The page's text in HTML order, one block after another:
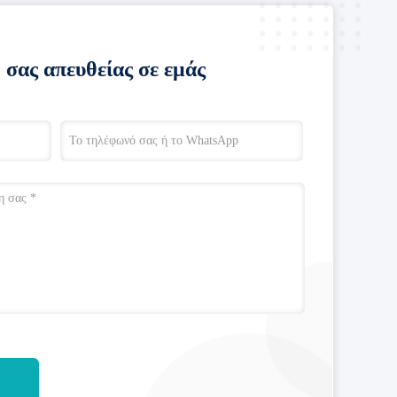
απευθείας σε εμάς